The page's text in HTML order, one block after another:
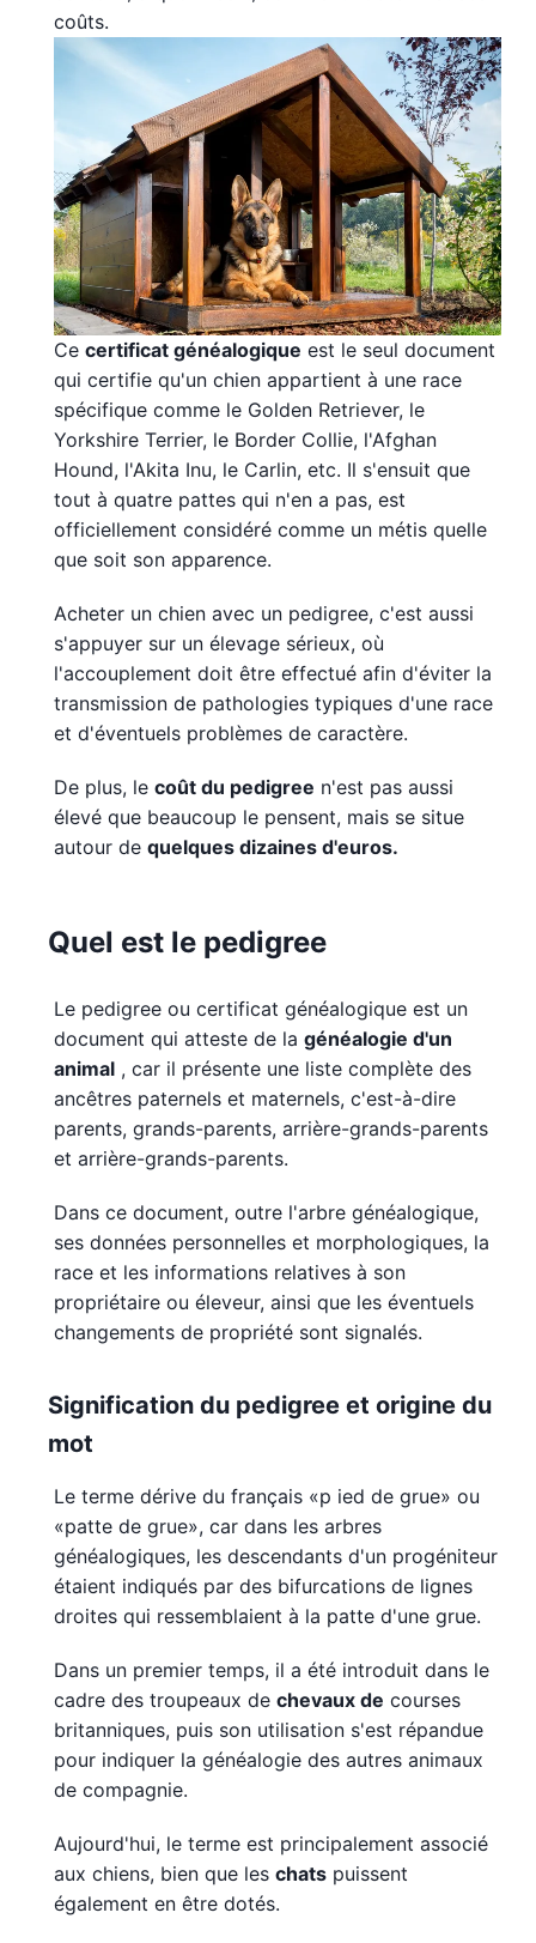
coûts.
Ce certificat généalogique est le seul document
qui certifie qu'un chien appartient à une race
spécifique comme le Golden Retriever, le
Yorkshire Terrier, le Border Collie, l'Afghan
Hound, l'Akita Inu, le Carlin, etc. Il s'ensuit que
tout à quatre pattes qui n'en a pas, est
officiellement considéré comme un métis quelle
que soit son apparence.
Acheter un chien avec un pedigree, c'est aussi
s'appuyer sur un élevage sérieux, où
l'accouplement doit être effectué afin d'éviter la
transmission de pathologies typiques d'une race
et d'éventuels problèmes de caractère.
De plus, le coût du pedigree n'est pas aussi
élevé que beaucoup le pensent, mais se situe
autour de quelques dizaines d'euros.
Quel est le pedigree
Le pedigree ou certificat généalogique est un
document qui atteste de la généalogie d'un
animal , car il présente une liste complète des
ancêtres paternels et maternels, c'est-à-dire
parents, grands-parents, arrière-grands-parents
et arrière-grands-parents.
Dans ce document, outre l'arbre généalogique,
ses données personnelles et morphologiques, la
race et les informations relatives à son
propriétaire ou éleveur, ainsi que les éventuels
changements de propriété sont signalés.
Signification du pedigree et origine du
mot
Le terme dérive du français «p ied de grue» ou
«patte de grue», car dans les arbres
généalogiques, les descendants d'un progéniteur
étaient indiqués par des bifurcations de lignes
droites qui ressemblaient à la patte d'une grue.
Dans un premier temps, il a été introduit dans le
cadre des troupeaux de chevaux de courses
britanniques, puis son utilisation s'est répandue
pour indiquer la généalogie des autres animaux
de compagnie.
Aujourd'hui, le terme est principalement associé
aux chiens, bien que les chats puissent
également en être dotés.